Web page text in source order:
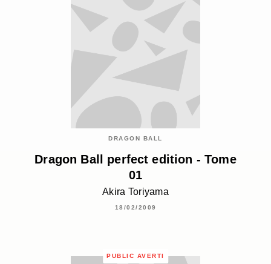
DRAGON BALL
Dragon Ball perfect edition - Tome
01
Akira Toriyama
18/02/2009
PUBLIC AVERTI